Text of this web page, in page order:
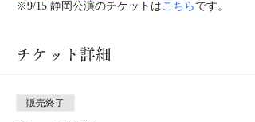
※9/15 静岡公演のチケットはこちら です。
チケット詳細
販売終了